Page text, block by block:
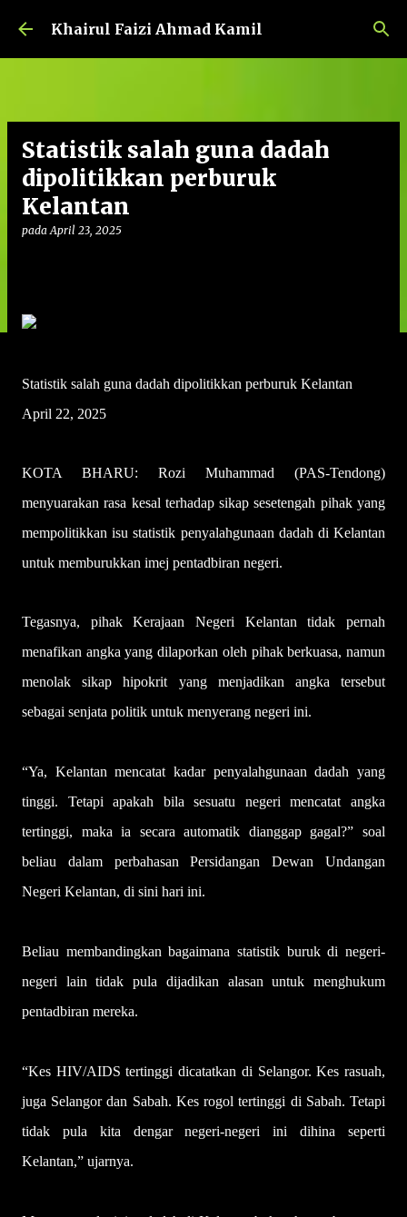
Langkau ke kandungan utama
Khairul Faizi Ahmad Kamil
Statistik salah guna dadah
dipolitikkan perburuk
Kelantan
padaApril 23, 2025
Statistik salah guna dadah dipolitikkan perburuk Kelantan
April 22, 2025
KOTA BHARU: Rozi Muhammad (PAS-Tendong)
menyuarakan rasa kesal terhadap sikap sesetengah pihak yang
mempolitikkan isu statistik penyalahgunaan dadah di Kelantan
untuk memburukkan imej pentadbiran negeri.
Tegasnya, pihak Kerajaan Negeri Kelantan tidak pernah
menafikan angka yang dilaporkan oleh pihak berkuasa, namun
menolak sikap hipokrit yang menjadikan angka tersebut
sebagai senjata politik untuk menyerang negeri ini.
“Ya, Kelantan mencatat kadar penyalahgunaan dadah yang
tinggi. Tetapi apakah bila sesuatu negeri mencatat angka
tertinggi, maka ia secara automatik dianggap gagal?” soal
beliau dalam perbahasan Persidangan Dewan Undangan
Negeri Kelantan, di sini hari ini.
Beliau membandingkan bagaimana statistik buruk di negeri-
negeri lain tidak pula dijadikan alasan untuk menghukum
pentadbiran mereka.
“Kes HIV/AIDS tertinggi dicatatkan di Selangor. Kes rasuah,
juga Selangor dan Sabah. Kes rogol tertinggi di Sabah. Tetapi
tidak pula kita dengar negeri-negeri ini dihina seperti
Kelantan,” ujarnya.